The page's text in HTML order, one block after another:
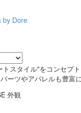
by Dore
スタイル"をコンセプ
ーツやアパレルも豊富